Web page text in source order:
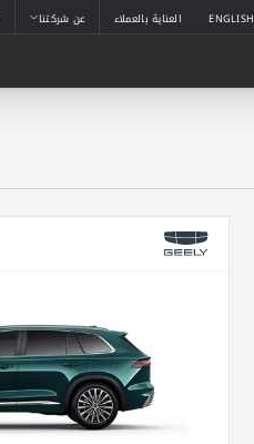
ENGLISH العناية بالعملاء عن شركتنا